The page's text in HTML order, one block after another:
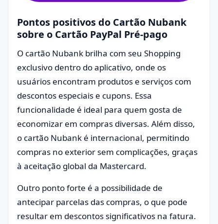
Pontos positivos do Cartão Nubank
sobre o Cartão PayPal Pré-pago
O cartão Nubank brilha com seu Shopping
exclusivo dentro do aplicativo, onde os
usuários encontram produtos e serviços com
descontos especiais e cupons. Essa
funcionalidade é ideal para quem gosta de
economizar em compras diversas. Além disso,
o cartão Nubank é internacional, permitindo
compras no exterior sem complicações, graças
à aceitação global da Mastercard.
Outro ponto forte é a possibilidade de
antecipar parcelas das compras, o que pode
resultar em descontos significativos na fatura.